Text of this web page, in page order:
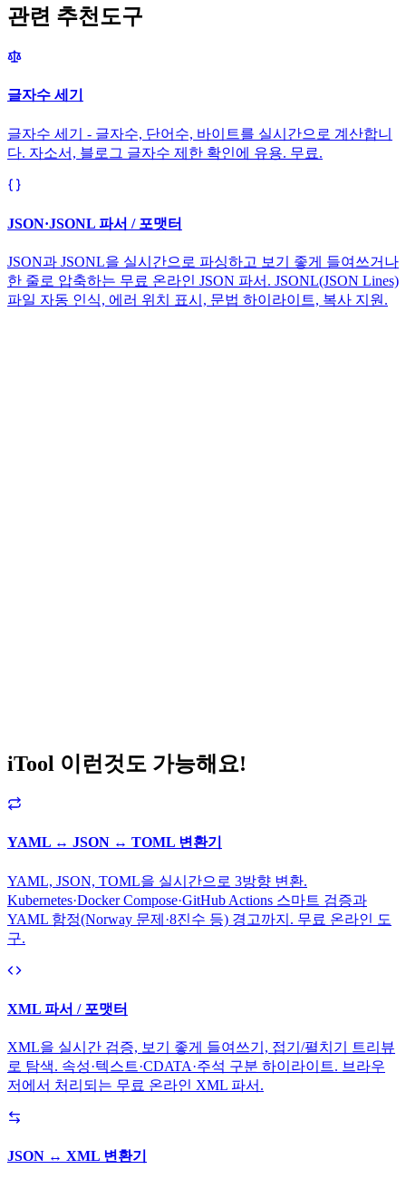
관련 추천도구
글자수 세기
글자수 세기 - 글자수, 단어수, 바이트를 실시간으로 계산합니
다. 자소서, 블로그 글자수 제한 확인에 유용. 무료.
JSON·JSONL 파서 / 포맷터
JSON과 JSONL을 실시간으로 파싱하고 보기 좋게 들여쓰거나
한 줄로 압축하는 무료 온라인 JSON 파서. JSONL(JSON Lines)
파일 자동 인식, 에러 위치 표시, 문법 하이라이트, 복사 지원.
iTool 이런것도 가능해요!
YAML ↔ JSON ↔ TOML 변환기
YAML, JSON, TOML을 실시간으로 3방향 변환.
Kubernetes·Docker Compose·GitHub Actions 스마트 검증과
YAML 함정(Norway 문제·8진수 등) 경고까지. 무료 온라인 도
구.
XML 파서 / 포맷터
XML을 실시간 검증, 보기 좋게 들여쓰기, 접기/펼치기 트리뷰
로 탐색. 속성·텍스트·CDATA·주석 구분 하이라이트. 브라우
저에서 처리되는 무료 온라인 XML 파서.
JSON ↔ XML 변환기